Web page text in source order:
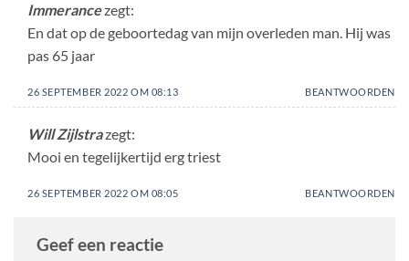
Immerancezegt:
En dat op de geboortedag van mijn overleden man. Hij was
pas 65 jaar
26 SEPTEMBER 2022 OM 08:13 BEANTWOORDEN
Will Zijlstrazegt:
Mooi en tegelijkertijd erg triest
26 SEPTEMBER 2022 OM 08:05 BEANTWOORDEN
Geef een reactie